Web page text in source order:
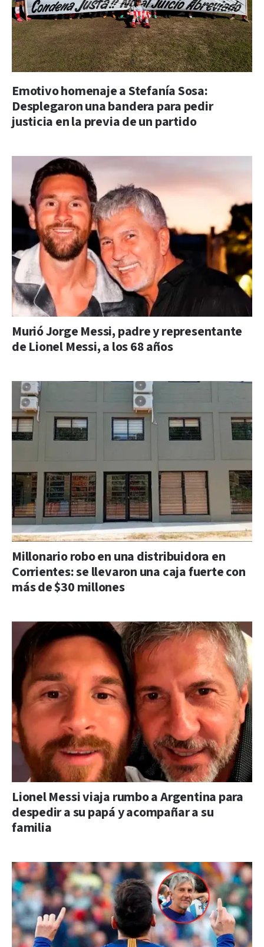
Emotivo homenaje a Stefanía Sosa:
Desplegaron una bandera para pedir
justicia en la previa de un partido
Murió Jorge Messi, padre y representante
de Lionel Messi, a los 68 años
Millonario robo en una distribuidora en
Corrientes: se llevaron una caja fuerte con
más de $30 millones
Lionel Messi viaja rumbo a Argentina para
despedir a su papá y acompañar a su
familia